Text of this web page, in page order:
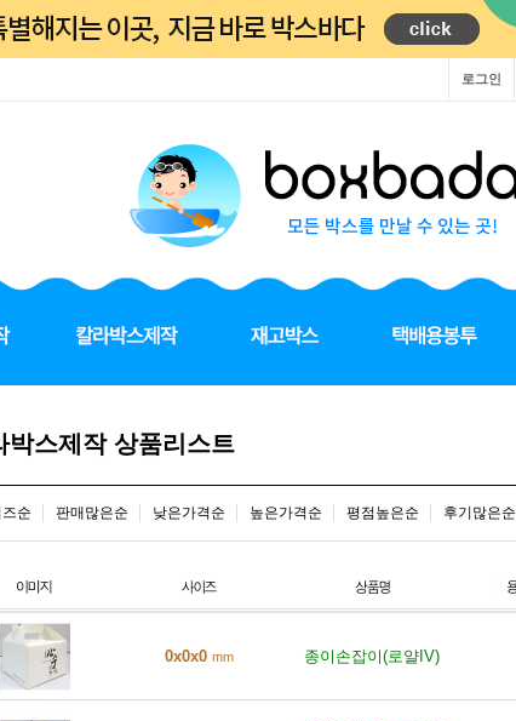
로그인
박스제작 상품리스트
순 판매많은순 낮은가격순 높은가격순 평점높은순 후기많은순
0x0x0 mm 종이손잡이(로얄IV)